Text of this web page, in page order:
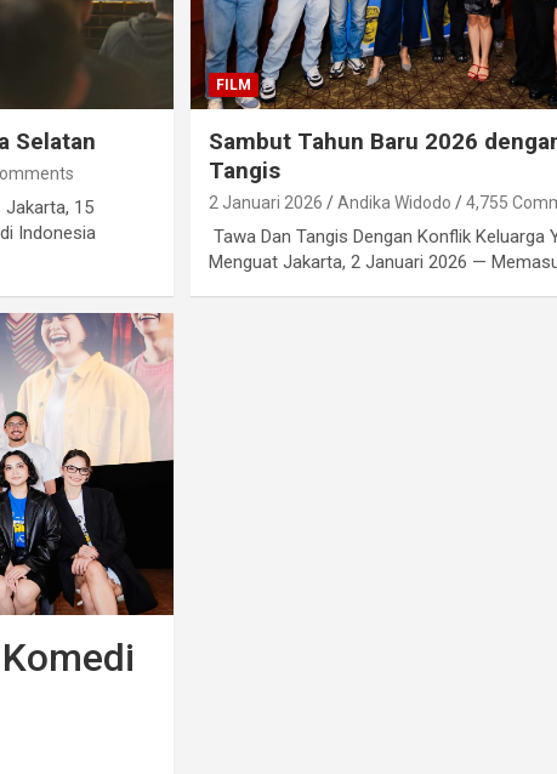
Selatan
15
Indonesia
FILM
Sambut Tahun Baru 2026
Tangis
2 Januari 2026 Andika Widodo 4,755
Tawa Dan Tangis Dengan Konflik Keluarga
Menguat Jakarta, 2 Januari 2026 —